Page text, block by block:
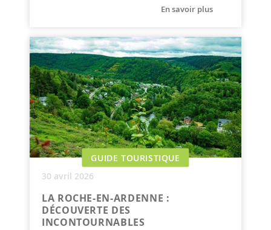
En savoir plus
GUIDE TOURISTIQUE
30 avril 2026
LA ROCHE-EN-ARDENNE :
DÉCOUVERTE DES
INCONTOURNABLES